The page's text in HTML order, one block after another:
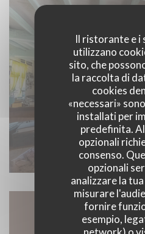
Il ristorante e i
utilizzano
sito, che
la raccolta di
cookies
«necessari»
installati per
predefinita.
opzionali
consenso.
opzionali
analizzare la
misurare
fornire
esempio,